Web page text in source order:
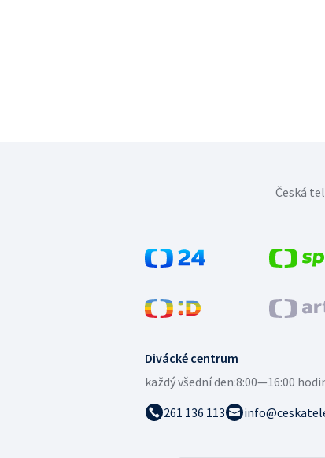
Divácké centrum
každý všední den:8:00—16:00
261 136 113
Česká